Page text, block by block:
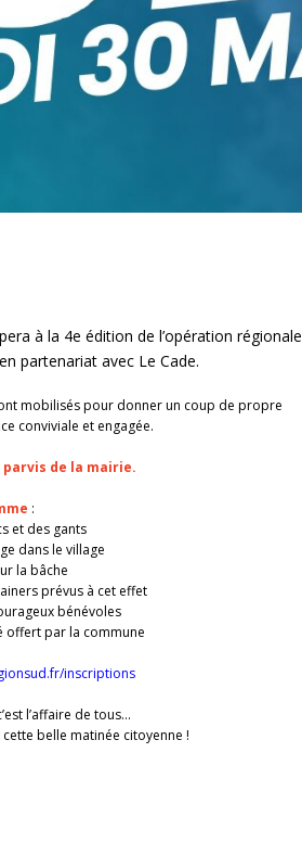
à la 4e édition de l’opération régionale
partenariat avec Le Cade.
mobilisés pour donner un coup de propre
conviviale et engagée.
parvis de la mairie.
:
et des gants
dans le village
la bâche
prévus à cet effet
bénévoles
offert par la commune
inscriptions
l’affaire de tous…
belle matinée citoyenne !